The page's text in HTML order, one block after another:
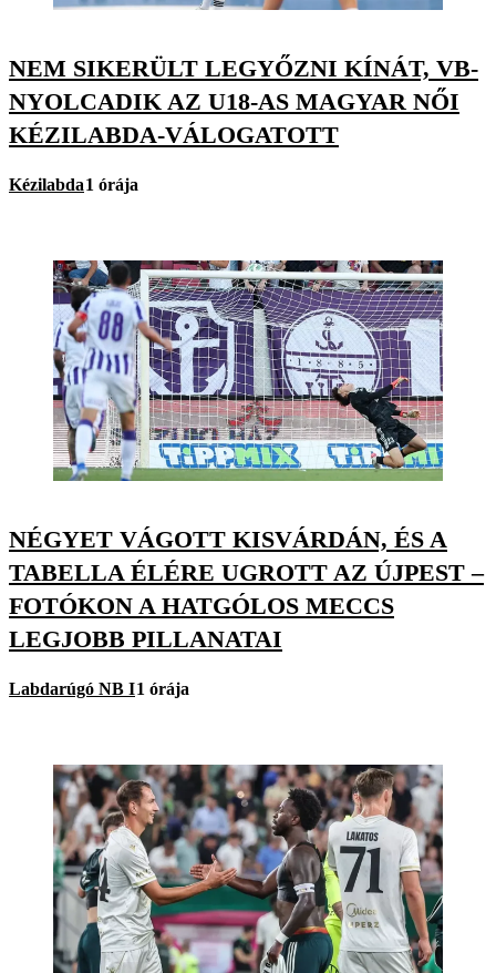
NEM SIKERÜLT LEGYŐZNI KÍNÁT, VB-
NYOLCADIK AZ U18-AS MAGYAR NŐI
KÉZILABDA-VÁLOGATOTT
Kézilabda1 órája
NÉGYET VÁGOTT KISVÁRDÁN, ÉS A
TABELLA ÉLÉRE UGROTT AZ ÚJPEST –
FOTÓKON A HATGÓLOS MECCS
LEGJOBB PILLANATAI
Labdarúgó NB I1 órája